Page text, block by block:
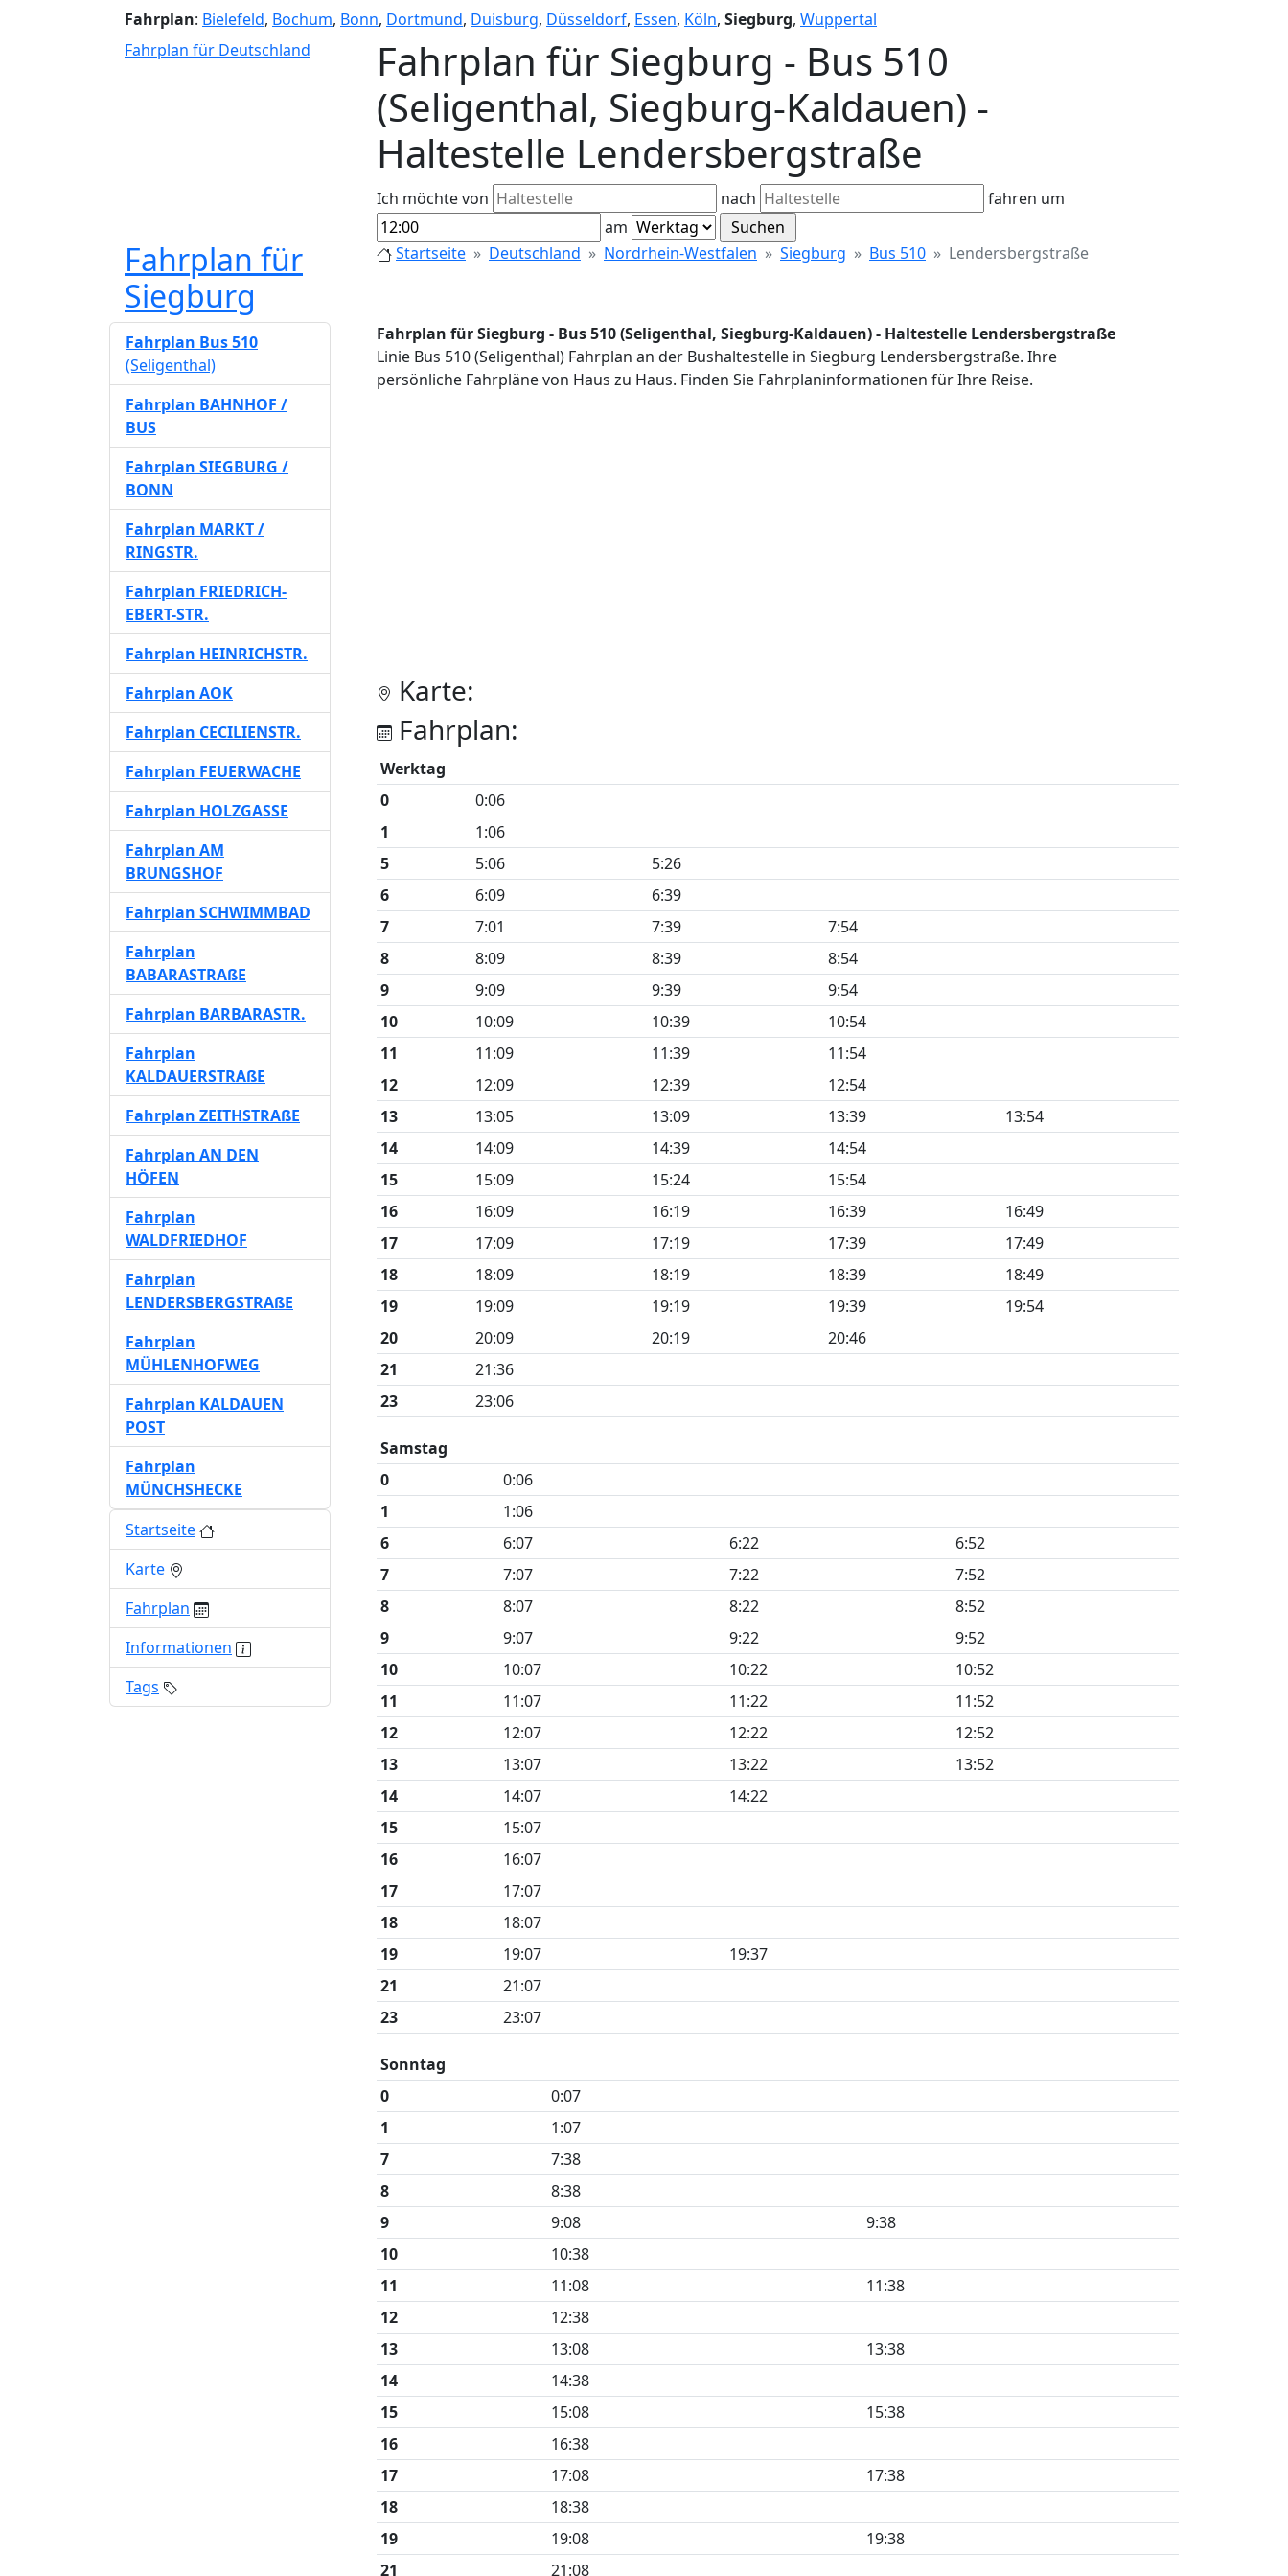
Fahrplan: Bielefeld, Bochum, Bonn, Dortmund, Duisburg, Düsseldorf, Essen, Köln, Siegburg, Wuppertal
Fahrplan für Deutschland
Fahrplan für Siegburg - Bus 510
(Seligenthal, Siegburg-Kaldauen) -
Haltestelle Lendersbergstraße
Ich möchte von nach
fahren um
am
Fahrplan für
Siegburg
Startseite Deutschland Nordrhein-Westfalen Siegburg Bus 510 Lendersbergstraße
Fahrplan für Siegburg - Bus 510 (Seligenthal, Siegburg-Kaldauen) - Haltestelle Lendersbergstraße
Linie Bus 510 (Seligenthal) Fahrplan an der Bushaltestelle in Siegburg Lendersbergstraße. Ihre
persönliche Fahrpläne von Haus zu Haus. Finden Sie Fahrplaninformationen für Ihre Reise.
Karte:
Fahrplan:
Werktag
0
0:06
1
1:06
5
5:06
5:26
6
6:09
6:39
7
7:01 7:39
7:54
8
8:09 8:39
8:54
9
9:09 9:39
9:54
10
10:09 10:39
10:54
11
11:09 11:39
11:54
12
12:09 12:39
12:54
13
13:05 13:09 13:39
13:54
14
14:09 14:39
14:54
15
15:09 15:24
15:54
16
16:09 16:19 16:39
16:49
17
17:09 17:19 17:39
17:49
18
18:09 18:19 18:39
18:49
19
19:09 19:19 19:39
19:54
20
20:09 20:19
20:46
21
21:36
23
23:06
Samstag
0
0:06
1
1:06
6
6:07 6:22
6:52
7
7:07 7:22
7:52
8
8:07 8:22
8:52
9
9:07 9:22
9:52
10
10:07 10:22
10:52
11
11:07 11:22
11:52
12
12:07 12:22
12:52
13
13:07 13:22
13:52
14
14:07
14:22
15
15:07
16
16:07
17
17:07
18
18:07
19
19:07
19:37
21
21:07
23
23:07
Sonntag
0
0:07
1
1:07
7
7:38
8
8:38
9
9:08
9:38
10
10:38
11
11:08
11:38
12
12:38
13
13:08
13:38
14
14:38
15
15:08
15:38
16
16:38
17
17:08
17:38
18
18:38
19
19:08
19:38
21
21:08
Fahrplan Bus 510
(Seligenthal)
Fahrplan BAHNHOF /
BUS
Fahrplan SIEGBURG /
BONN
Fahrplan MARKT /
RINGSTR.
Fahrplan FRIEDRICH-
EBERT-STR.
Fahrplan HEINRICHSTR.
Fahrplan AOK
Fahrplan CECILIENSTR.
Fahrplan FEUERWACHE
Fahrplan HOLZGASSE
Fahrplan AM
BRUNGSHOF
Fahrplan SCHWIMMBAD
Fahrplan
BABARASTRAßE
Fahrplan BARBARASTR.
Fahrplan
KALDAUERSTRAßE
Fahrplan ZEITHSTRAßE
Fahrplan AN DEN
HÖFEN
Fahrplan
WALDFRIEDHOF
Fahrplan
LENDERSBERGSTRAßE
Fahrplan
MÜHLENHOFWEG
Fahrplan KALDAUEN
POST
Fahrplan
MÜNCHSHECKE
Startseite
Karte
Fahrplan
Informationen
Tags